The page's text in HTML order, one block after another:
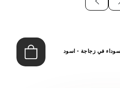
في زجاجة - اسود